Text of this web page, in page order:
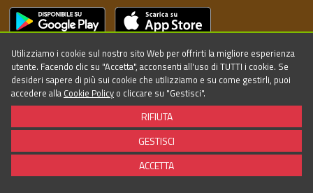
SEGUICI SUI SOCIAL!
©2026 - Powered by Targa Telematics - All rights reserved
Termini di servizio
Utilizziamo i cookie sul nostro sito Web per offrirti la migliore esperienza
utente. Facendo clic su "Accetta", acconsenti all'uso di TUTTI i cookie. Se
desideri sapere di più sui cookie che utilizziamo e su come gestirli, puoi
accedere alla Cookie Policy o cliccare su "Gestisci".
RIFIUTA
GESTISCI
ACCETTA